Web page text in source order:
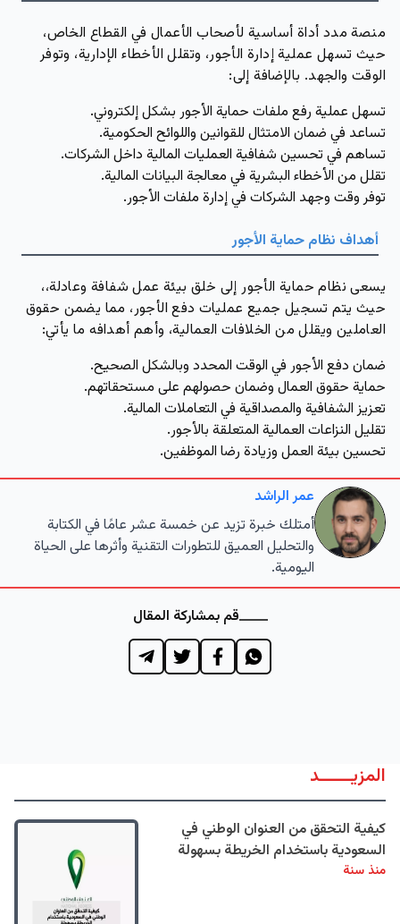
منصة مدد أداة أساسية لأصحاب الأعمال في القطاع الخاص،
حيث تسهل عملية إدارة الأجور، وتقلل الأخطاء الإدارية، وتوفر
الوقت والجهد. بالإضافة إلى:
تسهل عملية رفع ملفات حماية الأجور بشكل إلكتروني.
تساعد في ضمان الامتثال للقوانين واللوائح الحكومية.
تساهم في تحسين شفافية العمليات المالية داخل الشركات.
تقلل من الأخطاء البشرية في معالجة البيانات المالية.
توفر وقت وجهد الشركات في إدارة ملفات الأجور.
أهداف نظام حماية الأجور
يسعى نظام حماية الأجور إلى خلق بيئة عمل شفافة وعادلة،،
حيث يتم تسجيل جميع عمليات دفع الأجور، مما يضمن حقوق
العاملين ويقلل من الخلافات العمالية، وأهم أهدافه ما يأتي:
ضمان دفع الأجور في الوقت المحدد وبالشكل الصحيح.
حماية حقوق العمال وضمان حصولهم على مستحقاتهم.
تعزيز الشفافية والمصداقية في التعاملات المالية.
تقليل النزاعات العمالية المتعلقة بالأجور.
تحسين بيئة العمل وزيادة رضا الموظفين.
عمر الراشد
أمتلك خبرة تزيد عن خمسة عشر عامًا في الكتابة
والتحليل العميق للتطورات التقنية وأثرها على الحياة
اليومية.
قم بمشاركة المقال
المزيــــــد
كيفية التحقق من العنوان الوطني في
السعودية باستخدام الخريطة بسهولة
منذ سنة